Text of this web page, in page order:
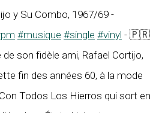
y Su Combo, 1967/69 -
#musique #single #vinyl - 🇵🇷
son fidèle ami, Rafael Cortijo,
fin des années 60, à la mode
Todos Los Hierros qui sort en